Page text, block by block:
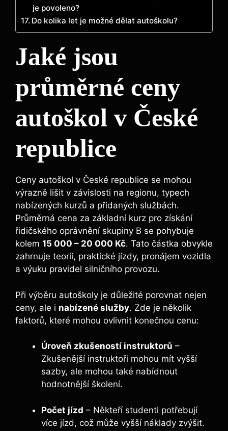
je povoleno?
Do kolika let je možné dělat autoškolu?
Jaké jsou
průměrné ceny
autoškol v České
republice
Ceny autoškol v České republice se mohou
výrazně lišit v závislosti na regionu, typech
nabízených kurzů a přidaných službách.
Průměrná cena za základní kurz pro získání
řidičského oprávnění skupiny B se pohybuje
kolem 15 000 – 20 000 Kč. Tato částka obvykle
zahrnuje teorii, praktické jízdy, pronájem vozidla
a výuku pravidel silničního provozu.
Při výběru autoškoly je důležité porovnat nejen
ceny, ale i nabízené služby. Zde je několik
faktorů, které mohou ovlivnit konečnou cenu:
Úroveň zkušeností instruktorů –
Zkušenější instruktoři mohou mít vyšší
sazby, ale mohou také nabídnout
hodnotnější školení.
Počet jízd – Někteří studenti potřebují
více jízd, což může vyšší náklady zvýšit.